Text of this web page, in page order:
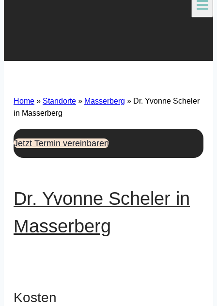
Home » Standorte » Masserberg » Dr. Yvonne Scheler
in Masserberg
Jetzt Termin vereinbaren
Dr. Yvonne Scheler in
Masserberg
Kosten